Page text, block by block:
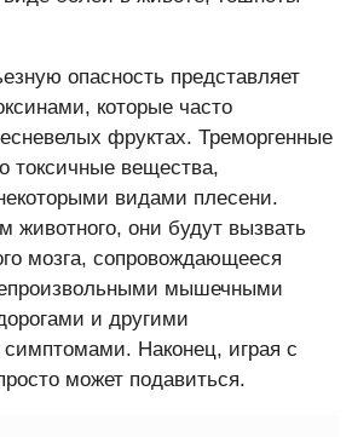
опасность представляет
которые часто
фруктах. Треморгенные
токсичные вещества,
видами плесени.
животного, они будут вызвать
мозга, сопровождающееся
мышечными
и другими
симптомами. Наконец, играя с
может подавиться.